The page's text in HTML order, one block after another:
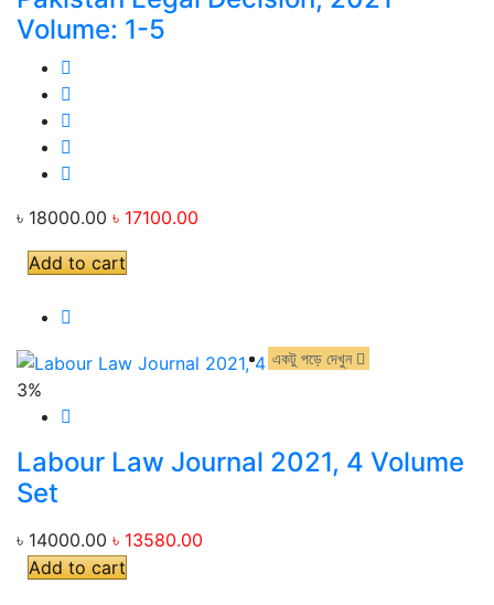
Volume: 1-5
৳ 18000.00 ৳ 17100.00
Add to cart
3%
একটু পড়ে দেখুন
Labour Law Journal 2021, 4 Volume
Set
৳ 14000.00 ৳ 13580.00
Add to cart
একটু পড়ে দেখুন